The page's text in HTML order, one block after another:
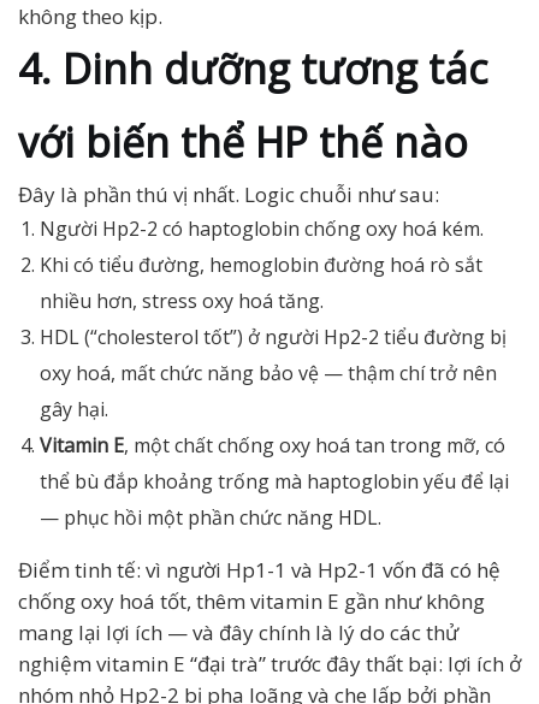
không theo kịp.
4. Dinh dưỡng tương tác
với biến thể HP thế nào
Đây là phần thú vị nhất. Logic chuỗi như sau:
Người Hp2-2 có haptoglobin chống oxy hoá kém.
Khi có tiểu đường, hemoglobin đường hoá rò sắt
nhiều hơn, stress oxy hoá tăng.
HDL (“cholesterol tốt”) ở người Hp2-2 tiểu đường bị
oxy hoá, mất chức năng bảo vệ — thậm chí trở nên
gây hại.
Vitamin E, một chất chống oxy hoá tan trong mỡ, có
thể bù đắp khoảng trống mà haptoglobin yếu để lại
— phục hồi một phần chức năng HDL.
Điểm tinh tế: vì người Hp1-1 và Hp2-1 vốn đã có hệ
chống oxy hoá tốt, thêm vitamin E gần như không
mang lại lợi ích — và đây chính là lý do các thử
nghiệm vitamin E “đại trà” trước đây thất bại: lợi ích ở
nhóm nhỏ Hp2-2 bị pha loãng và che lấp bởi phần